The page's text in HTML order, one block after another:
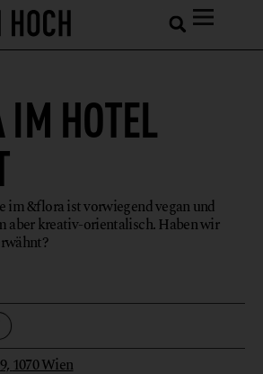
HOTEL
im &flora ist vorwiegend vegan und
aber kreativ-orientalisch. Haben wir
1070 Wien